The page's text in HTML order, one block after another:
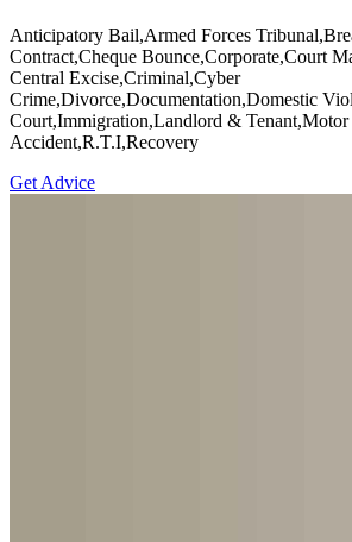
Anticipatory Bail,Armed Forces
Contract,Cheque Bounce,Corporate,Court
Central Excise,Criminal,Cyber
Crime,Divorce,Documentation,Domestic
Court,Immigration,Landlord & Tenant,Motor
Accident,R.T.I,Recovery
Get Advice